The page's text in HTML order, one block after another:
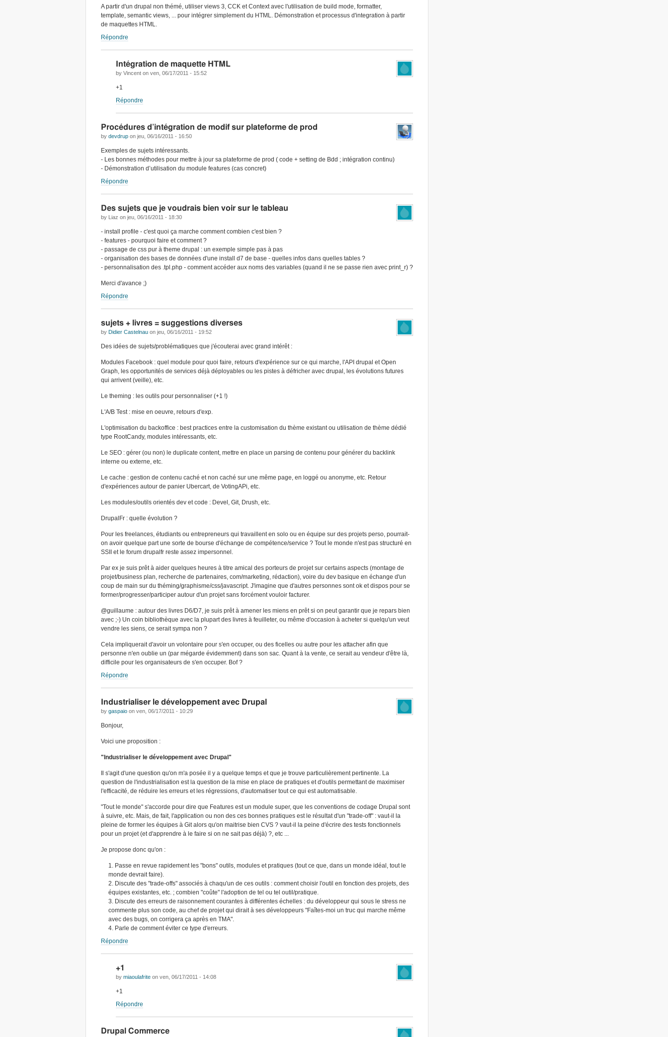
A partir d'un drupal non thémé, utiliser views 3, CCK et Context avec l'utilisation de build mode, formatter,
template, semantic views, ... pour intégrer simplement du HTML. Démonstration et processus d'integration à partir
de maquettes HTML.
Répondre
Intégration de maquette HTML
by Vincent on ven, 06/17/2011 - 15:52
+1
Répondre
Procédures d’intégration de modif sur plateforme de prod
by devdrup on jeu, 06/16/2011 - 16:50
Exemples de sujets intéressants.
- Les bonnes méthodes pour mettre à jour sa plateforme de prod ( code + setting de Bdd ; intégration continu)
- Démonstration d’utilisation du module features (cas concret)
Répondre
Des sujets que je voudrais bien voir sur le tableau
by Liaz on jeu, 06/16/2011 - 18:30
- install profile - c'est quoi ça marche comment combien c'est bien ?
- features - pourquoi faire et comment ?
- passage de css pur à theme drupal : un exemple simple pas à pas
- organisation des bases de données d'une install d7 de base - quelles infos dans quelles tables ?
- personnalisation des .tpl.php - comment accéder aux noms des variables (quand il ne se passe rien avec print_r) ?
Merci d'avance ;)
Répondre
sujets + livres = suggestions diverses
by Didier Castelnau on jeu, 06/16/2011 - 19:52
Des idées de sujets/problématiques que j'écouterai avec grand intérêt :
Modules Facebook : quel module pour quoi faire, retours d'expérience sur ce qui marche, l'API drupal et Open
Graph, les opportunités de services déjà déployables ou les pistes à défricher avec drupal, les évolutions futures
qui arrivent (veille), etc.
Le theming : les outils pour personnaliser (+1 !)
L'A/B Test : mise en oeuvre, retours d'exp.
L'optimisation du backoffice : best practices entre la customisation du thème existant ou utilisation de thème dédié
type RootCandy, modules intéressants, etc.
Le SEO : gérer (ou non) le duplicate content, mettre en place un parsing de contenu pour générer du backlink
interne ou externe, etc.
Le cache : gestion de contenu caché et non caché sur une même page, en loggé ou anonyme, etc. Retour
d'expériences autour de panier Ubercart, de VotingAPi, etc.
Les modules/outils orientés dev et code : Devel, Git, Drush, etc.
DrupalFr : quelle évolution ?
Pour les freelances, étudiants ou entrepreneurs qui travaillent en solo ou en équipe sur des projets perso, pourrait-
on avoir quelque part une sorte de bourse d'échange de compétence/service ? Tout le monde n'est pas structuré en
SSII et le forum drupalfr reste assez impersonnel.
Par ex je suis prêt à aider quelques heures à titre amical des porteurs de projet sur certains aspects (montage de
projet/business plan, recherche de partenaires, com/marketing, rédaction), voire du dev basique en échange d'un
coup de main sur du théming/graphisme/css/javascript. J'imagine que d'autres personnes sont ok et dispos pour se
former/progresser/participer autour d'un projet sans forcément vouloir facturer.
@guillaume : autour des livres D6/D7, je suis prêt à amener les miens en prêt si on peut garantir que je repars bien
avec ;-) Un coin bibliothèque avec la plupart des livres à feuilleter, ou même d'occasion à acheter si quelqu'un veut
vendre les siens, ce serait sympa non ?
Cela impliquerait d'avoir un volontaire pour s'en occuper, ou des ficelles ou autre pour les attacher afin que
personne n'en oublie un (par mégarde évidemment) dans son sac. Quant à la vente, ce serait au vendeur d'être là,
difficile pour les organisateurs de s'en occuper. Bof ?
Répondre
Industrialiser le développement avec Drupal
by gaspaio on ven, 06/17/2011 - 10:29
Bonjour,
Voici une proposition :
"Industrialiser le développement avec Drupal"
Il s'agit d'une question qu'on m'a posée il y a quelque temps et que je trouve particulièrement pertinente. La
question de l'industrialisation est la question de la mise en place de pratiques et d'outils permettant de maximiser
l'efficacité, de réduire les erreurs et les régressions, d'automatiser tout ce qui est automatisable.
"Tout le monde" s'accorde pour dire que Features est un module super, que les conventions de codage Drupal sont
à suivre, etc. Mais, de fait, l'application ou non des ces bonnes pratiques est le résultat d'un "trade-off" : vaut-il la
pleine de former les équipes à Git alors qu'on maitrise bien CVS ? vaut-il la peine d'écrire des tests fonctionnels
pour un projet (et d'apprendre à le faire si on ne sait pas déjà) ?, etc ...
Je propose donc qu'on :
Passe en revue rapidement les "bons" outils, modules et pratiques (tout ce que, dans un monde idéal, tout le
monde devrait faire).
Discute des "trade-offs" associés à chaqu'un de ces outils : comment choisir l'outil en fonction des projets, des
équipes existantes, etc. ; combien "coûte" l'adoption de tel ou tel outil/pratique.
Discute des erreurs de raisonnement courantes à différentes échelles : du développeur qui sous le stress ne
commente plus son code, au chef de projet qui dirait à ses développeurs "Faîtes-moi un truc qui marche même
avec des bugs, on corrigera ça après en TMA".
Parle de comment éviter ce type d'erreurs.
Répondre
+1
by miaoulafrite on ven, 06/17/2011 - 14:08
+1
Répondre
Drupal Commerce